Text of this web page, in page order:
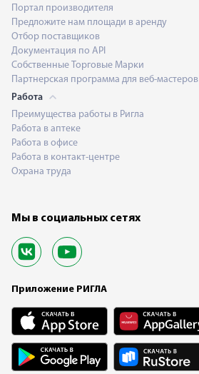
Портал производителя
Предложите нам площади в аренду
Отбор поставщиков
Документация по API
Собственные Торговые Марки
Партнерская программа для веб-мастеров
Работа
Преимущества работы в Ригла
Работа в аптеке
Работа в офисе
Работа в контакт-центре
Охрана труда
Мы в социальных сетях
Приложение РИГЛА